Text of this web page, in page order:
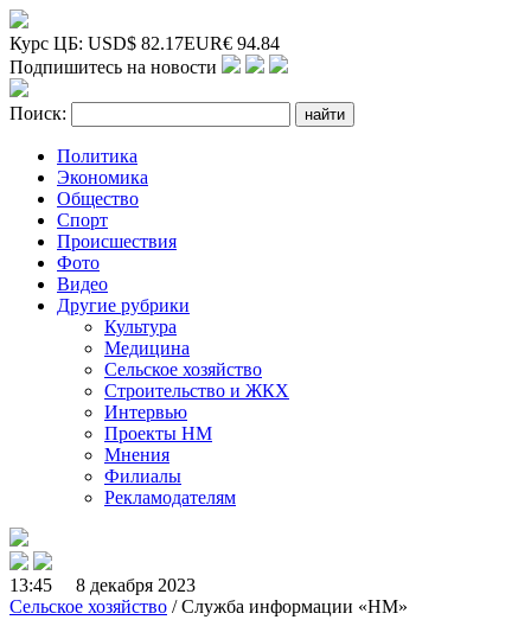
Курс ЦБ: USD$ 82.17EUR€ 94.84
Подпишитесь на новости
Поиск:
Политика
Экономика
Общество
Спорт
Происшествия
Фото
Видео
Другие рубрики
Культура
Медицина
Сельское хозяйство
Строительство и ЖКХ
Интервью
Проекты НМ
Мнения
Филиалы
Рекламодателям
13:45 8 декабря 2023
Сельское хозяйство / Служба информации «НМ»